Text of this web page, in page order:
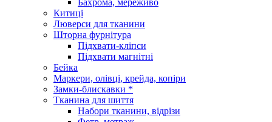
Китиці
Люверси для тканини
Шторна фурнітура
Підхвати-кліпси
Підхвати магнітні
Бейка
Маркери, олівці, крейда, копіри
Замки-блискавки *
Тканина для шиття
Набори тканини, відрізи